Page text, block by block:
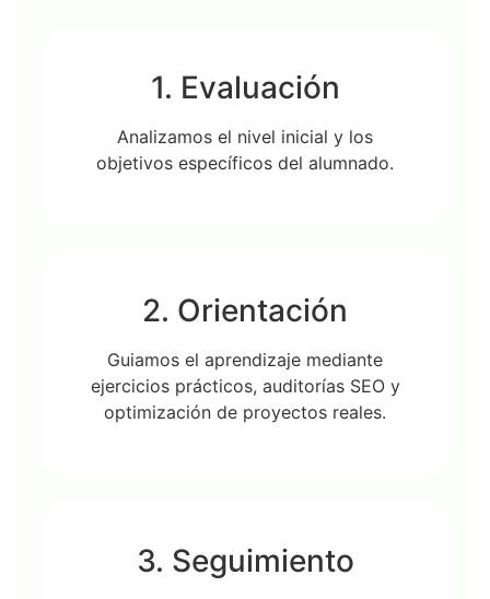
1. Evaluación
Analizamos el nivel inicial y los
objetivos específicos del alumnado.
2. Orientación
Guiamos el aprendizaje mediante
ejercicios prácticos, auditorías SEO y
optimización de proyectos reales.
3. Seguimiento